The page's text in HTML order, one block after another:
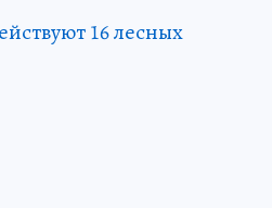
16 лесных